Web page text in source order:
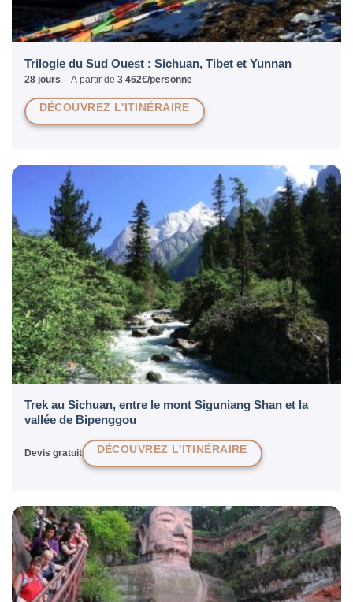
Trilogie du Sud Ouest : Sichuan, Tibet et Yunnan
28 jours - A partir de 3 462€/personne
DÉCOUVREZ L'ITINÉRAIRE
Trek au Sichuan, entre le mont Siguniang Shan et la
vallée de Bipenggou
Devis gratuit DÉCOUVREZ L'ITINÉRAIRE